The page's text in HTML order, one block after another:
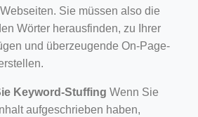
Sie müssen also die
Wörter herausfinden, zu Ihrer
und überzeugende On-Page-
Keyword-Stuffing Wenn Sie
aufgeschrieben haben,